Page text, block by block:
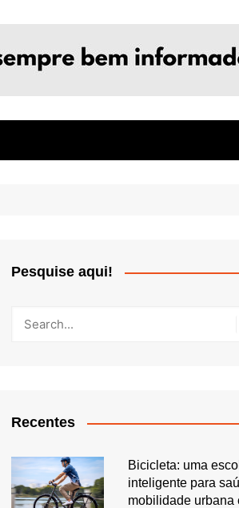
Pesquise aqui!
Recentes
Bicicleta: uma
inteligente para
mobilidade urbana